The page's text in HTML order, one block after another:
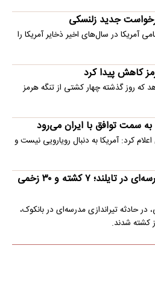
جدید زلنسکی
آمریکا در سال‌های اخیر ذخایر آمریکا را
کاهش پیدا کرد
روز گذشته چهار کشتی از تنگه هرمز
کرد: آمریکا به دنبال رویارویی نیست و
جزئیات تیراندازی در مدرسه‌ای در تایلند؛ ۷ کشته و ۳۰ زخمی
حادثه تیراندازی مدرسه‌ای در بانکوک،
کشته شدند.